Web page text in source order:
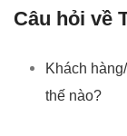
Câu hỏi về
Khách
thế nào?